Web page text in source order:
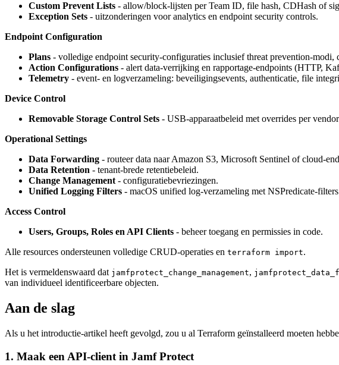
Custom Prevent Lists - allow/block-lijsten per Team ID, file hash, CDHash of
Exception Sets - uitzonderingen voor analytics en endpoint security controls.
Endpoint Configuration
Plans - volledige endpoint security-configuraties inclusief threat prevention-
Action Configurations - alert data-verrijking en rapportage-endpoints (HTTP,
Telemetry - event- en logverzameling: beveiligingsevents, authenticatie, file
Device Control
Removable Storage Control Sets - USB-apparaatbeleid met overrides per
Operational Settings
Data Forwarding - routeer data naar Amazon S3, Microsoft Sentinel of cloud-
Data Retention - tenant-brede retentiebeleid.
Change Management - configuratiebevriezingen.
Unified Logging Filters - macOS unified log-verzameling met NSPredicate-
Access Control
Users, Groups, Roles en API Clients - beheer toegang en permissies in code.
Alle resources ondersteunen volledige CRUD-operaties en terraform import.
Het is vermeldenswaard dat jamfprotect_change_management,
van individueel identificeerbare objecten.
Aan de slag
Als u het introductie-artikel heeft gevolgd, zou u al Terraform geïnstalleerd moeten
1. Maak een API-client in Jamf Protect